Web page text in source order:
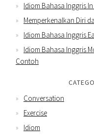
Idiom Bahasa Inggris
Memperkenalkan Diri
Idiom Bahasa Inggris
Idiom Bahasa Inggris
Contoh
Conversation
Exercise
Idiom